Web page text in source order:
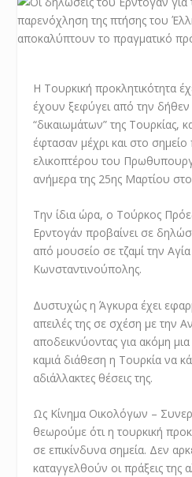
Η Τουρκική προκλητικότητα
έχουν ξεφύγει από την
“δικαιωμάτων” της Τουρκίας,
έφτασαν μέχρι και στο
ελικοπτέρου του
ανήμερα της 25ης Μαρτίου
Την ίδια ώρα, ο Τούρκος
Ερντογάν προβαίνει σε
από μουσείο σε τζαμί την
Κωνσταντινούπολης.
Δυστυχώς η Άγκυρα έχει
απειλές της σε σχέση με την
αποδεικνύοντας για ακόμη
καμιά διάθεση η Τουρκία να
αδιάλλακτες θέσεις της.
Ως Κίνημα Οικολόγων –
θεωρούμε ότι η τουρκική
σε επικίνδυνα σημεία. Δεν
καταγγελθούν οι πράξεις της